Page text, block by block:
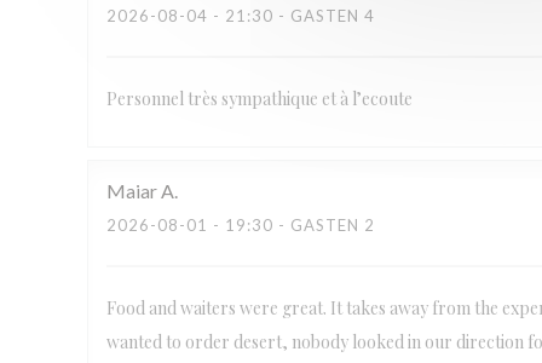
2026-08-04 - 21:30 - GASTEN 4
Personnel très sympathique et à l’ecoute
MaiarA
2026-08-01 - 19:30 - GASTEN 2
Food and waiters were great. It takes away from the
wanted to order desert, nobody looked in our direction